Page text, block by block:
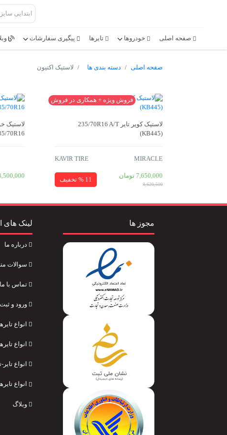
صفحه اصلی خودروها تایرها پیگیری سفارشات
صفحه اصلی دسته بندی ها لاستیک اکتیون
لاستیک کویر تایر 235/70R16 A/T
(KB445)
MIRACLE
KAVIR TIRE
7,650,000 تومان
8,620,500
11 % تخفیف
فروش ویژه + همکاری در فروش
70R16
مجوز ها لینک های
درباره ما
سوالات
تماس با ما
ورود و
انواع
انواع
انواع
انواع
وبلاگ